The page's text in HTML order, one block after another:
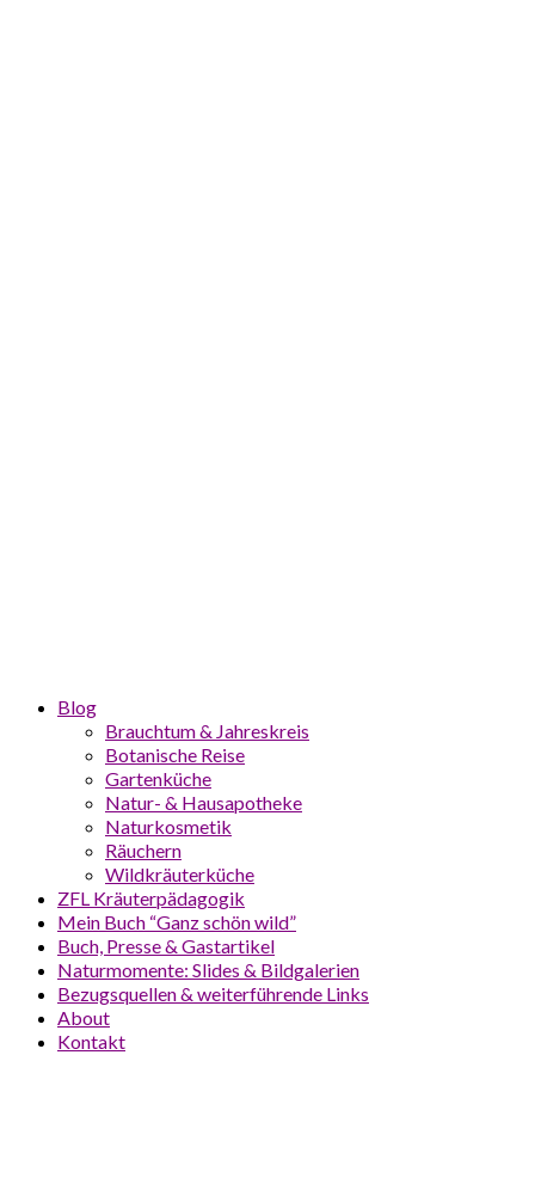
Blog
Brauchtum & Jahreskreis
Botanische Reise
Gartenküche
Natur- & Hausapotheke
Naturkosmetik
Räuchern
Wildkräuterküche
ZFL Kräuterpädagogik
Mein Buch “Ganz schön wild”
Buch, Presse & Gastartikel
Naturmomente: Slides & Bildgalerien
Bezugsquellen & weiterführende Links
About
Kontakt